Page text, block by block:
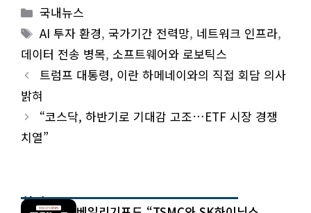
Categories
국내뉴스
Tags
AI 투자 환경,국가기간 전력망, 네트워크 인프라,
데이터 전송 병목, 소프트웨어와 로보틱스
트럼프 대통령, 이란 하메네이와의 직접 회담 의사
밝혀
“코스닥, 하반기로 기대감 고조…ETF 시장 경쟁
치열”
최신 글